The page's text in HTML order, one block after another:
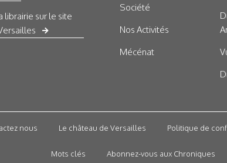
librairie sur le site
Société
Nos Activités
Mécénat
nous Le château de Versailles Politique de
Mots clés Abonnez-vous aux Chroniques